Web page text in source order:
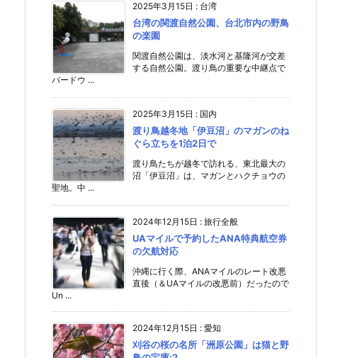
2025年3月15日 : 台湾
台湾の関渡自然公園、台北市内の野鳥
の楽園
関渡自然公園は、淡水河と基隆河が交差
する自然公園。渡り鳥の重要な中継点で
バードウ ...
2025年3月15日 : 国内
渡り鳥越冬地「伊豆沼」のマガンのね
ぐら立ちを1泊2日で
渡り鳥たちが越冬で訪れる、東北最大の
沼「伊豆沼」は、マガンとハクチョウの
聖地。中 ...
2024年12月15日 : 旅行全般
UAマイルで予約したANA特典航空券
の欠航対応
沖縄に行く際、ANAマイルのレート改悪
直後（＆UAマイルの改悪前）だったので
Un ...
2024年12月15日 : 愛知
刈谷の桜の名所「洲原公園」は猫と野